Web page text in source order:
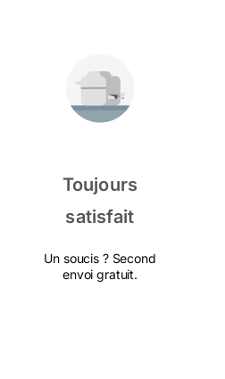
Toujours
satisfait
Un soucis ? Second
envoi gratuit.